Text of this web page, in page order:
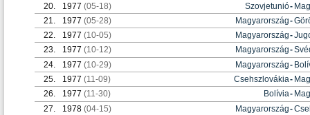
20.
1977 (05-18) Szovjetunió-
21.
1977 (05-28) Magyarország-
22.
1977 (10-05) Magyarország-
23.
1977 (10-12) Magyarország-
24.
1977 (10-29) Magyarország-
25.
1977 (11-09) Csehszlovákia-
26.
1977 (11-30) Bolívia-
27.
1978 (04-15) Magyarország-